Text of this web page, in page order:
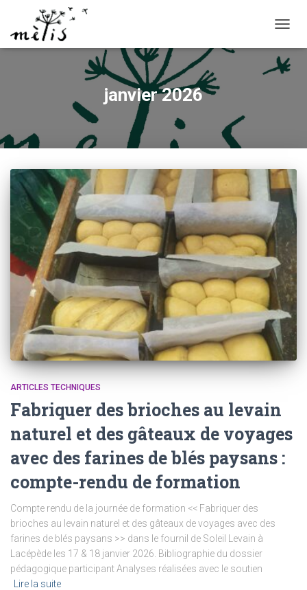
janvier 2026
ARTICLES TECHNIQUES
Fabriquer des brioches au levain
naturel et des gâteaux de voyages
avec des farines de blés paysans :
compte-rendu de formation
Compte rendu de la journée de formation << Fabriquer des
brioches au levain naturel et des gâteaux de voyages avec des
farines de blés paysans >> dans le fournil de Soleil Levain à
Lacépède les 17 & 18 janvier 2026. Bibliographie du dossier
pédagogique participant Analyses réalisées avec le soutien
Lire la suite